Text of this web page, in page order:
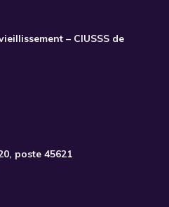
– CIUSSS de
, poste 45621